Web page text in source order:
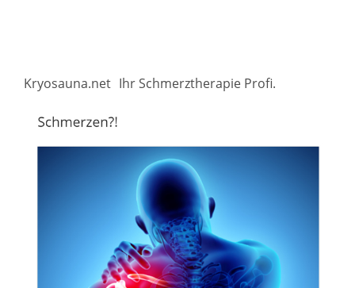
Kryosauna.net Ihr Schmerztherapie Profi.